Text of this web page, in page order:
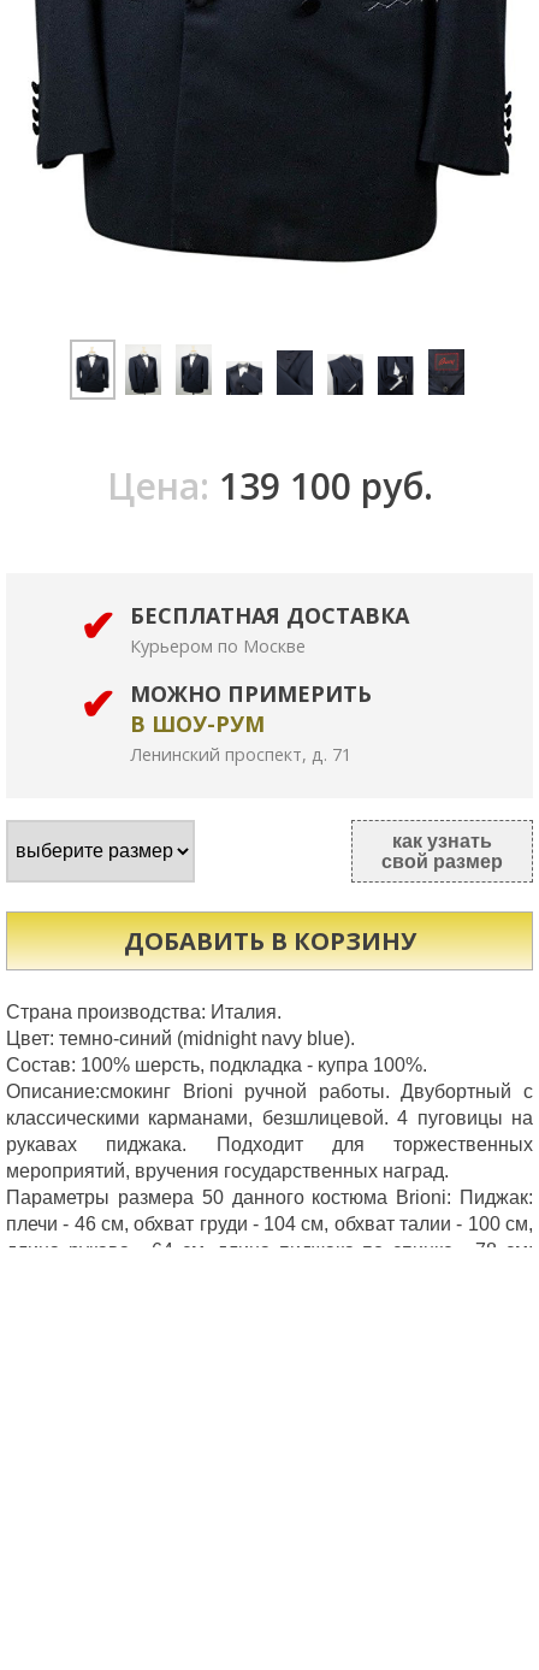
139 100 руб.
БЕСПЛАТНАЯ ДОСТАВКА
Курьером по Москве
МОЖНО ПРИМЕРИТЬ
В ШОУ-РУМ
Ленинский проспект, д. 71
как узнать
свой размер
ДОБАВИТЬ В КОРЗИНУ
Страна производства: Италия.
Цвет: темно-синий (midnight navy blue).
Состав: 100% шерсть, подкладка - купра 100%.
Описание:смокинг Brioni ручной работы. Двубортный с
классическими карманами, безшлицевой. 4 пуговицы на
рукавах пиджака. Подходит для торжественных
мероприятий, вручения государственных наград.
Параметры размера 50 данного костюма Brioni: Пиджак:
плечи - 46 см, обхват груди - 104 см, обхват талии - 100 см,
длина рукава - 64 см, длина пиджака по спинке - 78 см;